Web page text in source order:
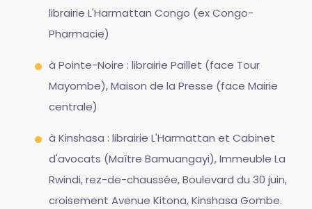
librairie L'Harmattan Congo (ex Congo-
Pharmacie)
à Pointe-Noire : librairie Paillet (face Tour
Mayombe), Maison de la Presse (face Mairie
centrale)
à Kinshasa : librairie L'Harmattan et Cabinet
d'avocats (Maître Bamuangayi), Immeuble La
Rwindi, rez-de-chaussée, Boulevard du 30 juin,
croisement Avenue Kitona, Kinshasa Gombe.